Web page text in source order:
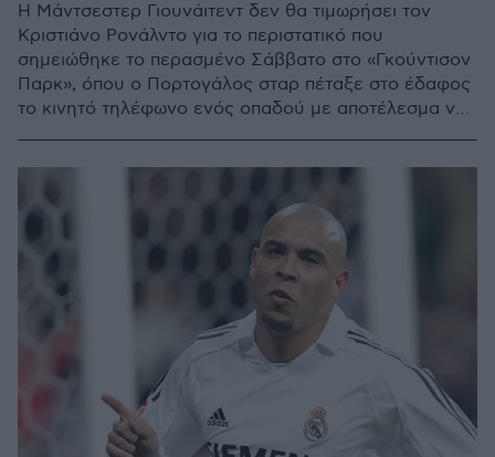
Η Μάντσεστερ Γιουνάιτεντ δεν θα τιμωρήσει τον
Κριστιάνο Ρονάλντο για το περιστατικό που
σημειώθηκε το περασμένο Σάββατο στο «Γκούντισον
Παρκ», όπου ο Πορτογάλος σταρ πέταξε στο έδαφος
το κινητό τηλέφωνο ενός οπαδού με αποτέλεσμα να